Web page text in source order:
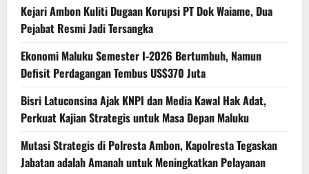
Kejari Ambon Kuliti Dugaan Korupsi PT Dok Waiame, Dua
Pejabat Resmi Jadi Tersangka
Ekonomi Maluku Semester I-2026 Bertumbuh, Namun
Defisit Perdagangan Tembus US$370 Juta
Bisri Latuconsina Ajak KNPI dan Media Kawal Hak Adat,
Perkuat Kajian Strategis untuk Masa Depan Maluku
Mutasi Strategis di Polresta Ambon, Kapolresta Tegaskan
Jabatan adalah Amanah untuk Meningkatkan Pelayanan